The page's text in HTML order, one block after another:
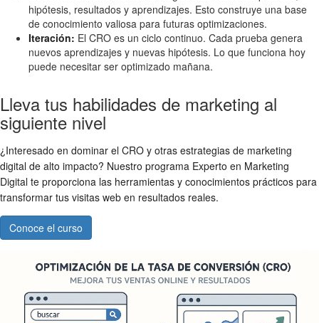
hipótesis, resultados y aprendizajes. Esto construye una base
de conocimiento valiosa para futuras optimizaciones.
Iteración: El CRO es un ciclo continuo. Cada prueba genera
nuevos aprendizajes y nuevas hipótesis. Lo que funciona hoy
puede necesitar ser optimizado mañana.
Lleva tus habilidades de marketing al
siguiente nivel
¿Interesado en dominar el CRO y otras estrategias de marketing
digital de alto impacto? Nuestro programa Experto en Marketing
Digital te proporciona las herramientas y conocimientos prácticos para
transformar tus visitas web en resultados reales.
Conoce el curso